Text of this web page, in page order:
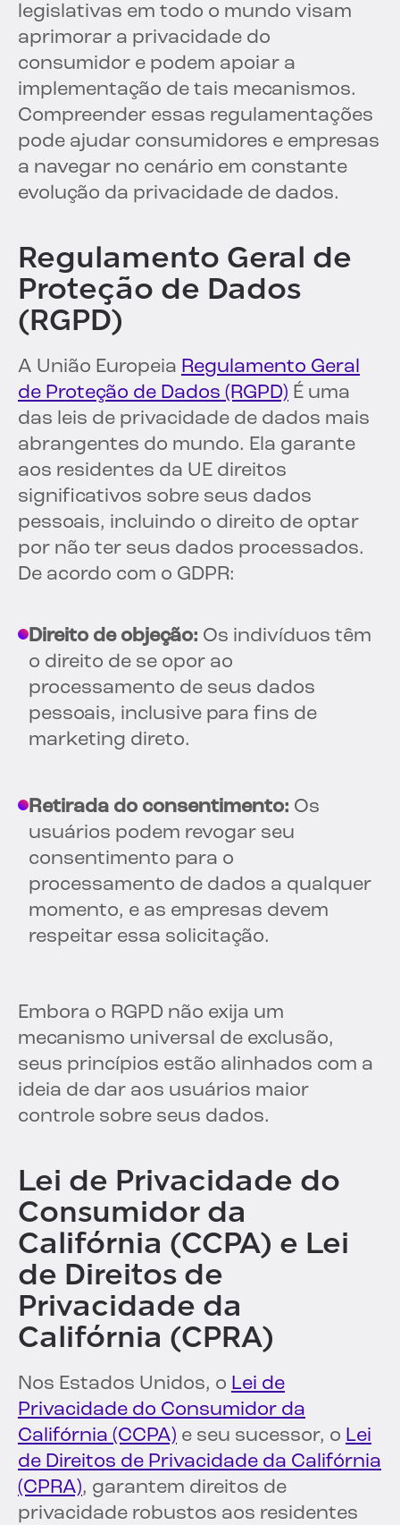
legislativas em todo o mundo visam
aprimorar a privacidade do
consumidor e podem apoiar a
implementação de tais mecanismos.
Compreender essas regulamentações
pode ajudar consumidores e empresas
a navegar no cenário em constante
evolução da privacidade de dados.
Regulamento Geral de
Proteção de Dados
(RGPD)
A União Europeia Regulamento Geral
de Proteção de Dados (RGPD) É uma
das leis de privacidade de dados mais
abrangentes do mundo. Ela garante
aos residentes da UE direitos
significativos sobre seus dados
pessoais, incluindo o direito de optar
por não ter seus dados processados.
De acordo com o GDPR:
Direito de objeção: Os indivíduos têm
o direito de se opor ao
processamento de seus dados
pessoais, inclusive para fins de
marketing direto.
Retirada do consentimento: Os
usuários podem revogar seu
consentimento para o
processamento de dados a qualquer
momento, e as empresas devem
respeitar essa solicitação.
Embora o RGPD não exija um
mecanismo universal de exclusão,
seus princípios estão alinhados com a
ideia de dar aos usuários maior
controle sobre seus dados.
Lei de Privacidade do
Consumidor da
Califórnia (CCPA) e Lei
de Direitos de
Privacidade da
Califórnia (CPRA)
Nos Estados Unidos, o Lei de
Privacidade do Consumidor da
Califórnia (CCPA) e seu sucessor, o Lei
de Direitos de Privacidade da Califórnia
(CPRA), garantem direitos de
privacidade robustos aos residentes